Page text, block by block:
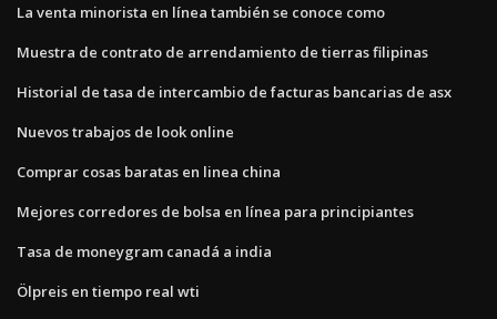
La venta minorista en línea también se conoce como
Muestra de contrato de arrendamiento de tierras filipinas
Historial de tasa de intercambio de facturas bancarias de asx
Nuevos trabajos de look online
Comprar cosas baratas en linea china
Mejores corredores de bolsa en línea para principiantes
Tasa de moneygram canadá a india
Ölpreis en tiempo real wti